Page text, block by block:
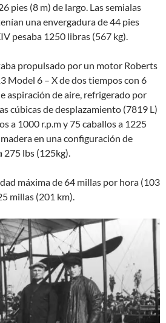
pies (8 m) de largo. Las semialas
una envergadura de 44 pies
pesaba 1250 libras (567 kg).
propulsado por un motor Roberts
Model 6 – X de dos tiempos con 6
aspiración de aire, refrigerado por
cúbicas de desplazamiento (7819 L)
a 1000 r.p.m y 75 caballos a 1225
madera en una configuración de
lbs (125kg).
máxima de 64 millas por hora (103
millas (201 km).